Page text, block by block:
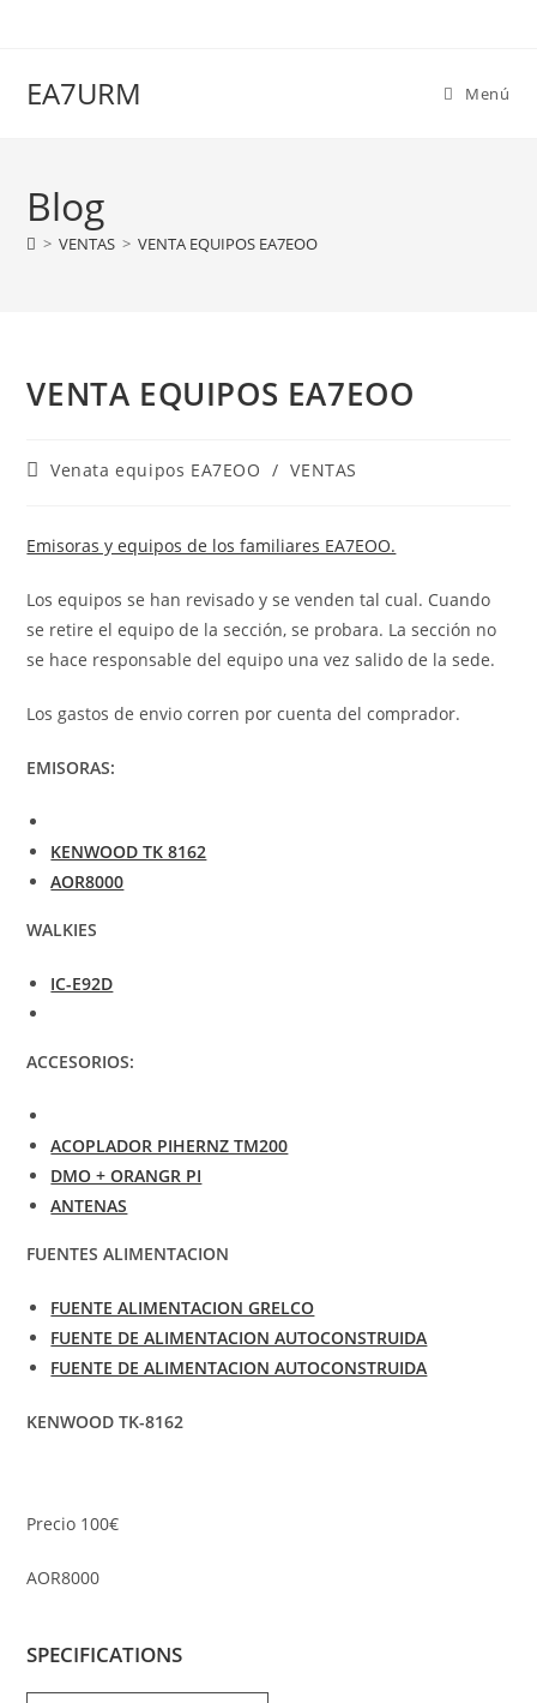
EA7URM Menú
Blog
> VENTAS > VENTA EQUIPOS EA7EOO
VENTA EQUIPOS EA7EOO
Categoría
entrada:
Venata equipos EA7EOO / VENTAS
Emisoras y equipos de los familiares EA7EOO.
Los equipos se han revisado y se venden tal cual. Cuando
se retire el equipo de la sección, se probara. La sección no
se hace responsable del equipo una vez salido de la sede.
Los gastos de envio corren por cuenta del comprador.
EMISORAS:
KENWOOD TK 8162
AOR8000
WALKIES
IC-E92D
ACCESORIOS:
ACOPLADOR PIHERNZ TM200
DMO + ORANGR PI
ANTENAS
FUENTES ALIMENTACION
FUENTE ALIMENTACION GRELCO
FUENTE DE ALIMENTACION AUTOCONSTRUIDA
FUENTE DE ALIMENTACION AUTOCONSTRUIDA
KENWOOD TK-8162
Precio 100€
AOR8000
SPECIFICATIONS